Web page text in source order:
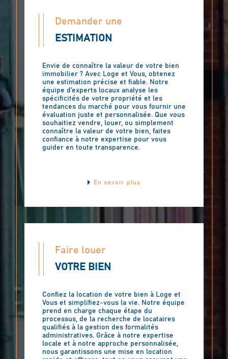
Demander une
ESTIMATION
Envie de connaître la valeur de votre bien
immobilier ? Avec Loge et Vous, obtenez
une estimation précise et fiable. Notre
équipe d'experts locaux analyse les
spécificités de votre propriété et les
tendances du marché pour vous fournir une
évaluation juste et personnalisée. Que vous
souhaitiez vendre, louer, ou simplement
connaître la valeur de votre bien, faites
confiance à notre expertise pour vous
guider en toute transparence.
En savoir plus
Faire louer
VOTRE BIEN
Confiez la location de votre bien à Loge et
Vous et simplifiez-vous la vie. Notre équipe
prend en charge chaque étape du
processus, de la recherche de locataires
qualifiés à la gestion des formalités
administratives. Grâce à notre expertise
locale et à notre approche personnalisée,
nous garantissons une mise en location